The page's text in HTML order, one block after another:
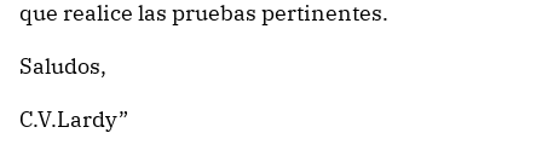
que realice las pruebas pertinentes.
Saludos,
C.V.Lardy”